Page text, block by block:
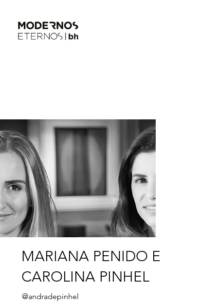
MARIANA PENIDO E
CAROLINA PINHEL
@andradepinhel